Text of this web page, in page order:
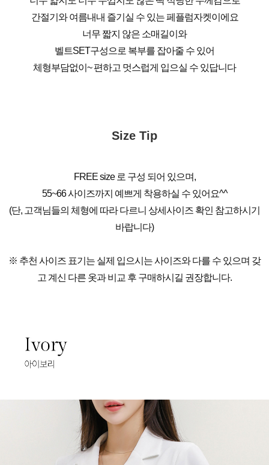
간절기와 여름내내 즐기실 수 있는 페플럼자켓이에요
너무 짧지 않은 소매길이와
벨트SET구성으로 복부를 잡아줄 수 있어
체형부담없이~ 편하고 멋스럽게 입으실 수 있답니다
Size Tip
FREE size 로 구성 되어 있으며,
55~66 사이즈까지 예쁘게 착용하실 수 있어요^^
(단, 고객님들의 체형에 따라 다르니 상세사이즈 확인 참고하시기
바랍니다)
※ 추천 사이즈 표기는 실제 입으시는 사이즈와 다를 수 있으며 갖
고 계신 다른 옷과 비교 후 구매하시길 권장합니다.